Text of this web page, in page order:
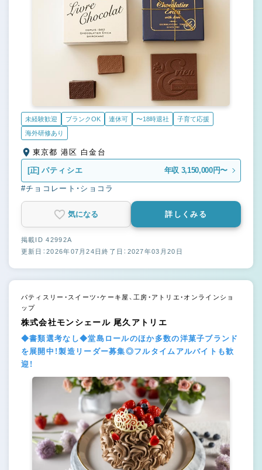
未経験歓迎 ブランクOK 連休可 〜18時退社
子育て応援
海外研修あり
東京都 港区 白金台
[正] パティシエ 年収 3,150,000円〜
#チョコレート・ショコラ
気になる 詳しくみる
掲載ID 42992A
更新日：2026年07月24日終了日：2027年03月20日
パティスリー・スイーツ・ケーキ屋、工房・アトリエ・オンラインショ
ップ
株式会社モンシェール 尾久アトリエ
◆書類選考なし◆堂島ロールのほか多数の洋菓子ブランド
を展開中！製造リーダー募集◎フルタイムアルバイトも歓
迎！